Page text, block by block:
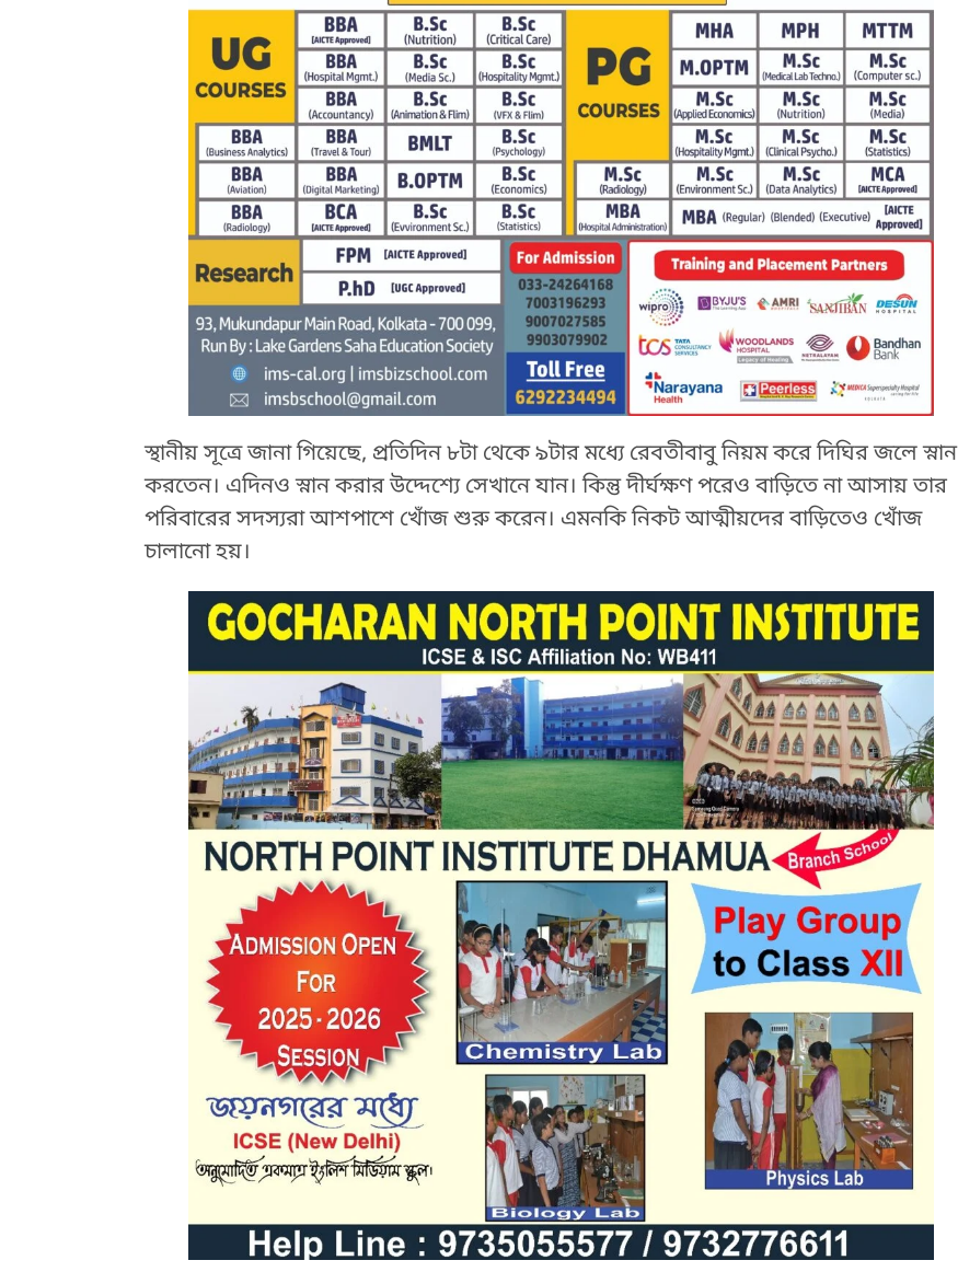
স্থানীয় সূত্রে জানা গিয়েছে, প্রতিদিন ৮টা থেকে ৯টার মধ্যে রেবতীবাবু নিয়ম করে দিঘির জলে স্নান
করতেন। এদিনও স্নান করার উদ্দেশ্যে সেখানে যান। কিন্তু দীর্ঘক্ষণ পরেও বাড়িতে না আসায় তার
পরিবারের সদস্যরা আশপাশে খোঁজ শুরু করেন। এমনকি নিকট আত্মীয়দের বাড়িতেও খোঁজ
চালানো হয়।
HTML / JS Code
HTML / JS Code